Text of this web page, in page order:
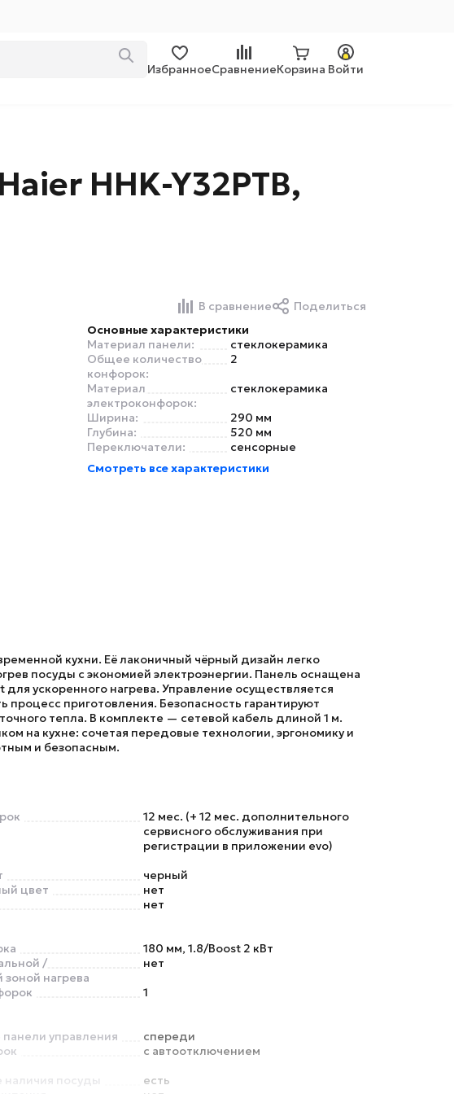
ИзбранноеСравнениеКорзина Войти
HHK-Y32PTB,
В сравнение
Поделиться
Основные характеристики
Материал панели:
стеклокерамика
Общее количество
конфорок:
2
Материал
электроконфорок:
стеклокерамика
Ширина:
290 мм
Глубина:
520 мм
Переключатели:
сенсорные
Смотреть все характеристики
кухни. Её лаконичный чёрный дизайн легко
посуды с экономией электроэнергии. Панель оснащена
ускоренного нагрева. Управление осуществляется
приготовления. Безопасность гарантируют
тепла. В комплекте — сетевой кабель длиной 1 м.
на кухне: сочетая передовые технологии, эргономику и
и безопасным.
12 мес. (+ 12 мес. дополнительного
сервисного обслуживания при
регистрации в приложении evo)
черный
цвет
нет
нет
180 мм, 1.8/Boost 2 кВт
/
зоной нагрева
нет
1
управления
спереди
с автоотключением
наличия посуды
есть